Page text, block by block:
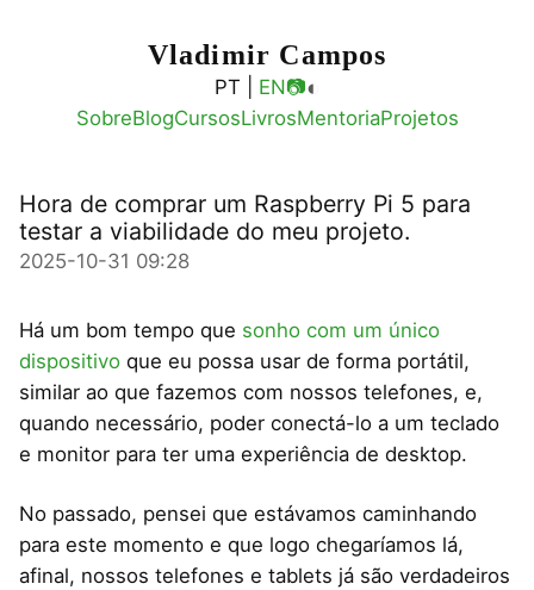
Vladimir Campos
PT | EN📷◐
SobreBlogCursosLivrosMentoriaProjetos
Hora de comprar um Raspberry Pi 5 para
testar a viabilidade do meu projeto.
2025-10-31 09:28
Há um bom tempo que sonho com um único
dispositivo que eu possa usar de forma portátil,
similar ao que fazemos com nossos telefones, e,
quando necessário, poder conectá-lo a um teclado
e monitor para ter uma experiência de desktop.
No passado, pensei que estávamos caminhando
para este momento e que logo chegaríamos lá,
afinal, nossos telefones e tablets já são verdadeiros